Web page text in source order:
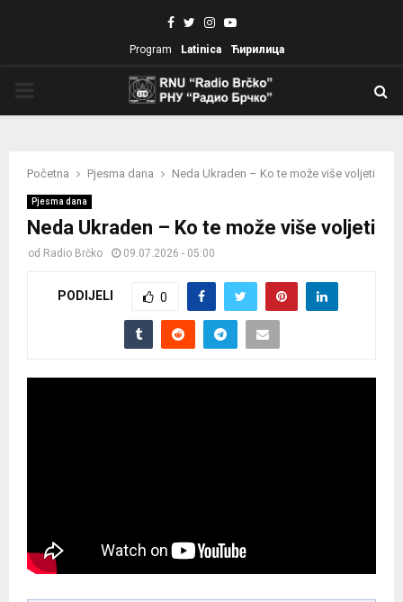
Facebook
TwitterInstagram
Youtube
Program Latinica Ћирилица
Početna Pjesma dana Neda Ukraden – Ko te može više voljeti
Pjesma dana
Neda Ukraden – Ko te može više voljeti
od Radio Brčko 09.07.2026 - 05:00
PODIJELI 0